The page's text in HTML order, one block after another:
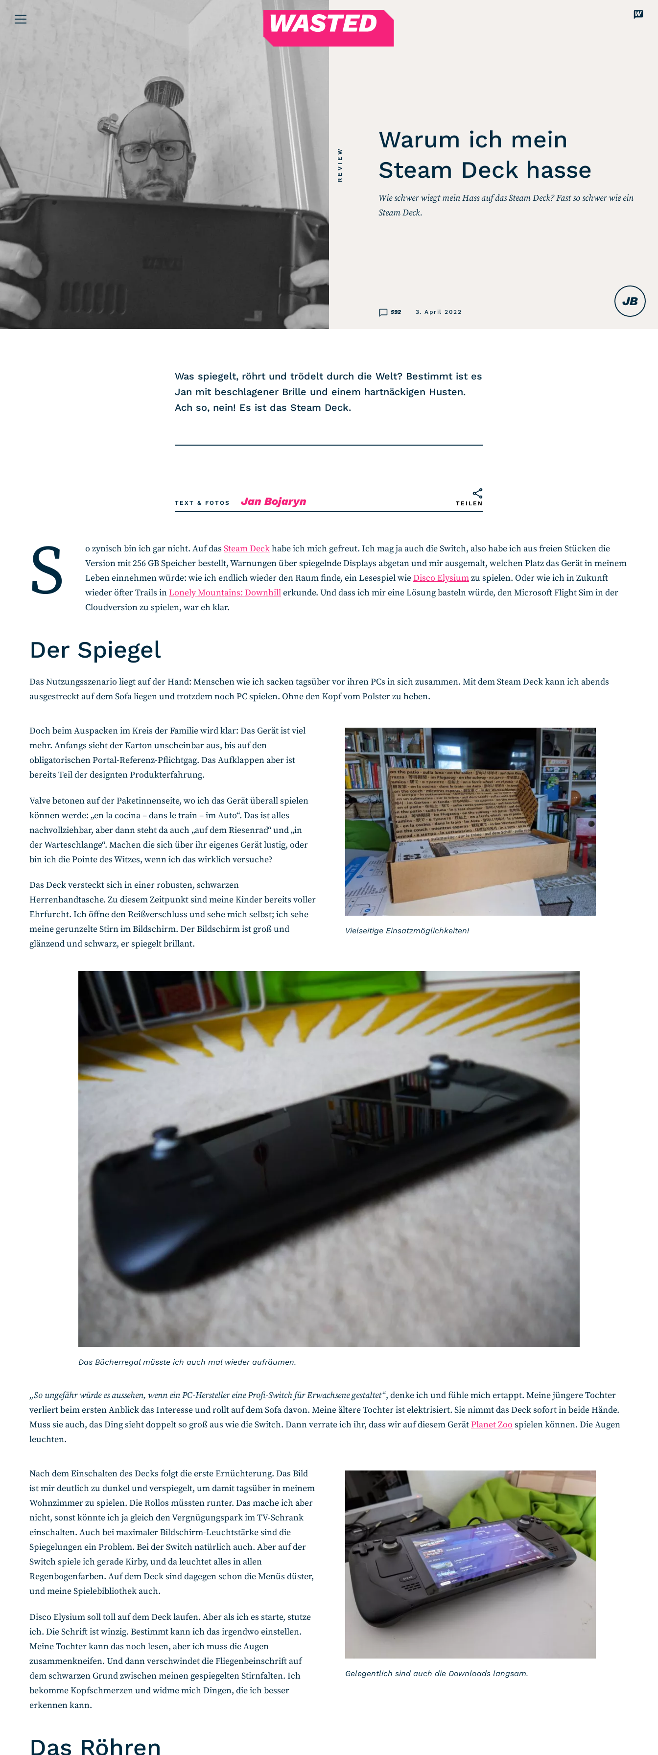
WASTED
Magazin
Alle Artikel
Review
Kommentar
Analyse
Interview
Kolumne
Listicle
Hören
Alle Podcasts
WASTED WEEKLY
Portfolio Royal
Last Game Standing
RSS-Feed
COMMUNITY
IMPRESSUM
DATENSCHUTZ
KONTAKT
Warum ich mein
Steam Deck hasse
Wie schwer wiegt mein Hass auf das Steam Deck? Fast so schwer wie ein
Steam Deck.
592 3. April 2022
REVIEW
JB
Was spiegelt, röhrt und trödelt durch die Welt? Bestimmt ist es
Jan mit beschlagener Brille und einem hartnäckigen Husten.
Ach so, nein! Es ist das Steam Deck.
TEXT & FOTOS Jan Bojaryn TEILEN
S o zynisch bin ich gar nicht. Auf das Steam Deckhabe ich mich gefreut. Ich mag ja auch die Switch, also habe ich aus freien Stücken die
Version mit 256 GB Speicher bestellt, Warnungen über spiegelnde Displays abgetan und mir ausgemalt, welchen Platz das Gerät in meinem
Leben einnehmen würde: wie ich endlich wieder den Raum finde, ein Lesespiel wieDisco Elysiumzu spielen. Oder wie ich in Zukunft
wieder öfter Trails inLonely Mountains: Downhillerkunde. Und dass ich mir eine Lösung basteln würde, den Microsoft Flight Sim in der
Cloudversion zu spielen, war eh klar.
Der Spiegel
Das Nutzungsszenario liegt auf der Hand: Menschen wie ich sacken tagsüber vor ihren PCs in sich zusammen. Mit dem Steam Deck kann ich abends
ausgestreckt auf dem Sofa liegen und trotzdem noch PC spielen. Ohne den Kopf vom Polster zu heben.
Vielseitige Einsatzmöglichkeiten!
Doch beim Auspacken im Kreis der Familie wird klar: Das Gerät ist viel
mehr. Anfangs sieht der Karton unscheinbar aus, bis auf den
obligatorischen Portal-Referenz-Pflichtgag. Das Aufklappen aber ist
bereits Teil der designten Produkterfahrung.
Valve betonen auf der Paketinnenseite, wo ich das Gerät überall spielen
können werde: „en la cocina – dans le train – im Auto“. Das ist alles
nachvollziehbar, aber dann steht da auch „auf dem Riesenrad“ und „in
der Warteschlange“. Machen die sich über ihr eigenes Gerät lustig, oder
bin ich die Pointe des Witzes, wenn ich das wirklich versuche?
Das Deck versteckt sich in einer robusten, schwarzen
Herrenhandtasche. Zu diesem Zeitpunkt sind meine Kinder bereits voller
Ehrfurcht. Ich öffne den Reißverschluss und sehe mich selbst; ich sehe
meine gerunzelte Stirn im Bildschirm. Der Bildschirm ist groß und
glänzend und schwarz, er spiegelt brillant.
Das Bücherregal müsste ich auch mal wieder aufräumen.
„So ungefähr würde es aussehen, wenn ein PC-Hersteller eine Profi-Switch für Erwachsene gestaltet“, denke ich und fühle mich ertappt. Meine jüngere Tochter
verliert beim ersten Anblick das Interesse und rollt auf dem Sofa davon. Meine ältere Tochter ist elektrisiert. Sie nimmt das Deck sofort in beide Hände.
Muss sie auch, das Ding sieht doppelt so groß aus wie die Switch. Dann verrate ich ihr, dass wir auf diesem GerätPlanet Zoo spielen können. Die Augen
leuchten.
Gelegentlich sind auch die Downloads langsam.
Nach dem Einschalten des Decks folgt die erste Ernüchterung. Das Bild
ist mir deutlich zu dunkel und verspiegelt, um damit tagsüber in meinem
Wohnzimmer zu spielen. Die Rollos müssten runter. Das mache ich aber
nicht, sonst könnte ich ja gleich den Vergnügungspark im TV-Schrank
einschalten. Auch bei maximaler Bildschirm-Leuchtstärke sind die
Spiegelungen ein Problem. Bei der Switch natürlich auch. Aber auf der
Switch spiele ich gerade Kirby, und da leuchtet alles in allen
Regenbogenfarben. Auf dem Deck sind dagegen schon die Menüs düster,
und meine Spielebibliothek auch.
Disco Elysium soll toll auf dem Deck laufen. Aber als ich es starte, stutze
ich. Die Schrift ist winzig. Bestimmt kann ich das irgendwo einstellen.
Meine Tochter kann das noch lesen, aber ich muss die Augen
zusammenkneifen. Und dann verschwindet die Fliegenbeinschrift auf
dem schwarzen Grund zwischen meinen gespiegelten Stirnfalten. Ich
bekomme Kopfschmerzen und widme mich Dingen, die ich besser
erkennen kann.
Das Röhren